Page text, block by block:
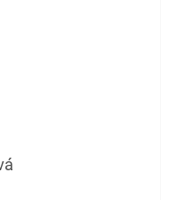
z 5 hviezdičiek.
z 5 hviezdičiek.
z 5 hviezdičiek.